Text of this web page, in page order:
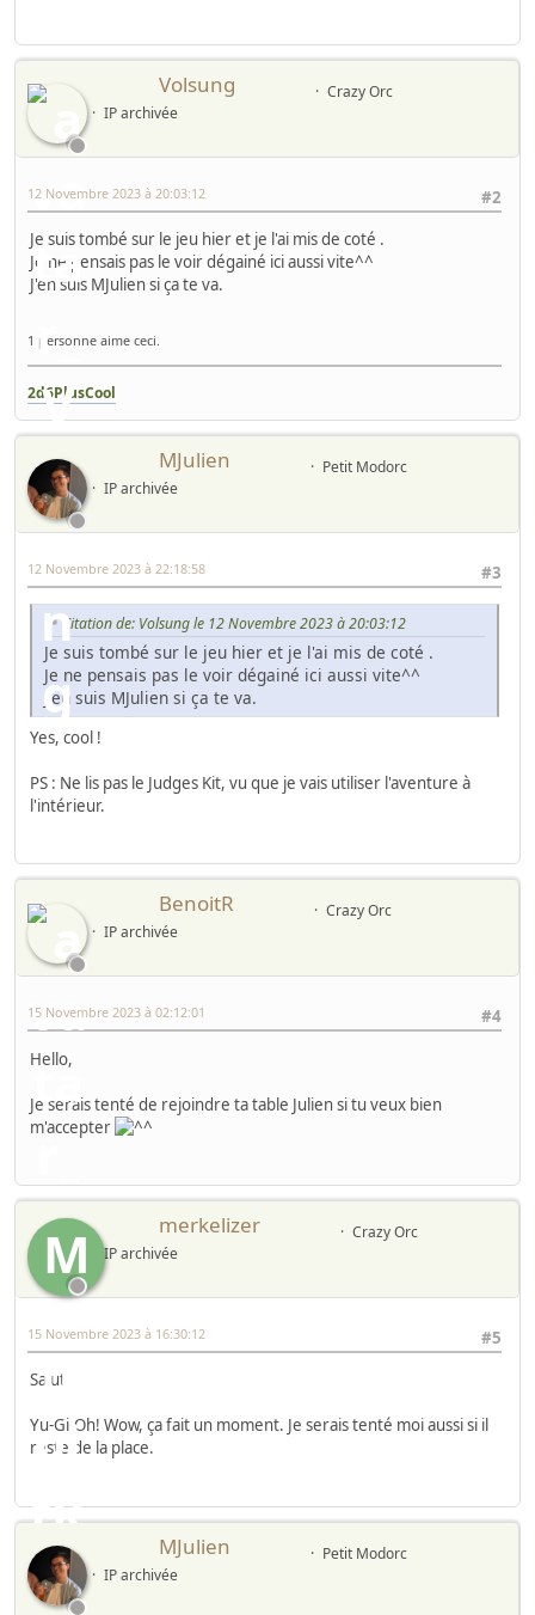
Volsung
Crazy Orc
IP archivée
#2
12 Novembre 2023 à 20:03:12
Je suis tombé sur le jeu hier et je l'ai mis de coté .
Je ne pensais pas le voir dégainé ici aussi vite^^
J'en suis MJulien si ça te va.
1 personne aime ceci.
2d6PlusCool
MJulien
Petit Modorc
IP archivée
#3
12 Novembre 2023 à 22:18:58
Citation de: Volsung le 12 Novembre 2023 à 20:03:12
Je suis tombé sur le jeu hier et je l'ai mis de coté .
Je ne pensais pas le voir dégainé ici aussi vite^^
J'en suis MJulien si ça te va.
Yes, cool !
PS : Ne lis pas le Judges Kit, vu que je vais utiliser l'aventure à
l'intérieur.
BenoitR
Crazy Orc
IP archivée
#4
15 Novembre 2023 à 02:12:01
Hello,
Je serais tenté de rejoindre ta table Julien si tu veux bien
m'accepter
merkelizer Crazy Orc
M IP archivée
#5
15 Novembre 2023 à 16:30:12
Salut,
Yu-Gi-Oh! Wow, ça fait un moment. Je serais tenté moi aussi si il
reste de la place.
MJulien
Petit Modorc
IP archivée